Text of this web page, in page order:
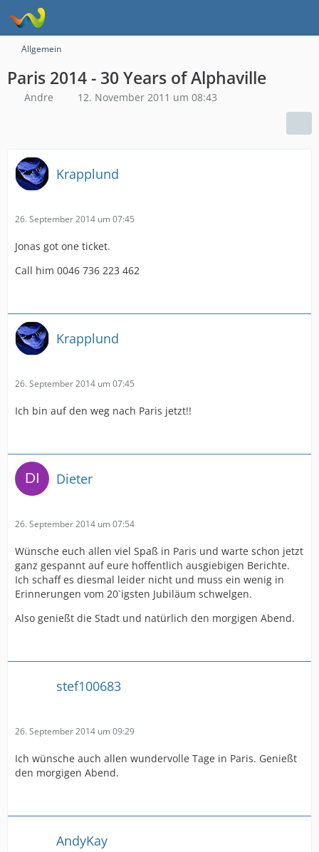
Allgemein
Paris 2014 - 30 Years of Alphaville
Andre 12. November 2011 um 08:43
Krapplund
26. September 2014 um 07:45
Jonas got one ticket.
Call him 0046 736 223 462
Krapplund
26. September 2014 um 07:45
Ich bin auf den weg nach Paris jetzt!!
Dieter
26. September 2014 um 07:54
Wünsche euch allen viel Spaß in Paris und warte schon jetzt
ganz gespannt auf eure hoffentlich ausgiebigen Berichte.
Ich schaff es diesmal leider nicht und muss ein wenig in
Erinnerungen vom 20`igsten Jubiläum schwelgen.
Also genießt die Stadt und natürlich den morgigen Abend.
stef100683
26. September 2014 um 09:29
Ich wünsche auch allen wundervolle Tage in Paris. Genießt
den morgigen Abend.
AndyKay